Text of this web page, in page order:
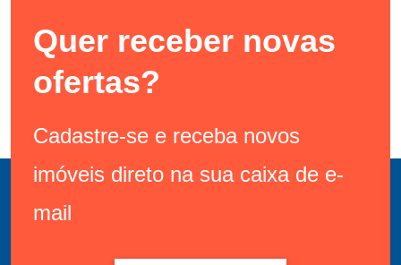
Quer receber novas
ofertas?
Cadastre-se e receba novos
imóveis direto na sua caixa de e-
mail